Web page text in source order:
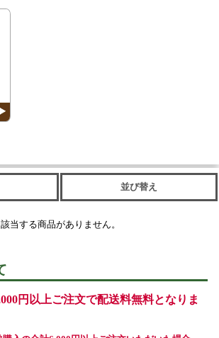
並び替え
該当する商品がありません。